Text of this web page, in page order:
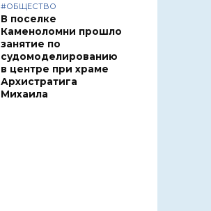
#ОБЩЕСТВО
В поселке
Каменоломни прошло
занятие по
судомоделированию
в центре при храме
Архистратига
Михаила